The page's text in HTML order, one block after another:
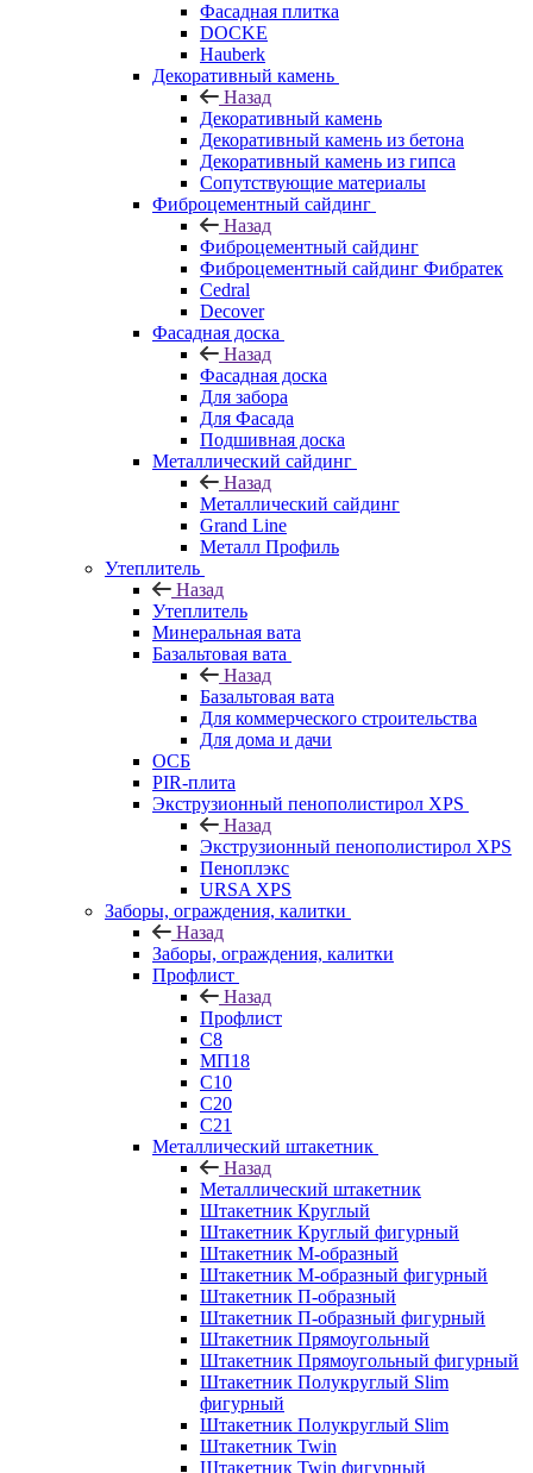
Фасадная плитка
DOCKE
Hauberk
Декоративный камень
Назад
Декоративный камень
Декоративный камень из бетона
Декоративный камень из гипса
Сопутствующие материалы
Фиброцементный сайдинг
Назад
Фиброцементный сайдинг
Фиброцементный сайдинг Фибратек
Cedral
Decover
Фасадная доска
Назад
Фасадная доска
Для забора
Для Фасада
Подшивная доска
Металлический сайдинг
Назад
Металлический сайдинг
Grand Line
Металл Профиль
Утеплитель
Назад
Утеплитель
Минеральная вата
Базальтовая вата
Назад
Базальтовая вата
Для коммерческого строительства
Для дома и дачи
ОСБ
PIR-плита
Экструзионный пенополистирол XPS
Назад
Экструзионный пенополистирол XPS
Пеноплэкс
URSA XPS
Заборы, ограждения, калитки
Назад
Заборы, ограждения, калитки
Профлист
Назад
Профлист
С8
МП18
С10
С20
С21
Металлический штакетник
Назад
Металлический штакетник
Штакетник Круглый
Штакетник Круглый фигурный
Штакетник М-образный
Штакетник М-образный фигурный
Штакетник П-образный
Штакетник П-образный фигурный
Штакетник Прямоугольный
Штакетник Прямоугольный фигурный
Штакетник Полукруглый Slim
фигурный
Штакетник Полукруглый Slim
Штакетник Twin
Штакетник Twin фигурный